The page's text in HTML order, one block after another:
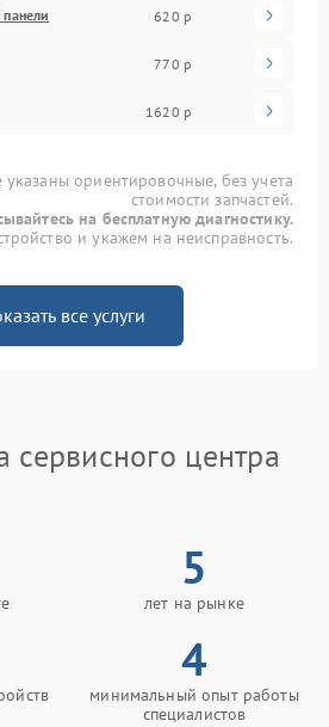
620 р
770 р
1620 р
ориентировочные, без учета
стоимости запчастей.
на бесплатную диагностику.
и укажем на неисправность.
все услуги
центра
5
лет на рынке
4
минимальный опыт работы
специалистов